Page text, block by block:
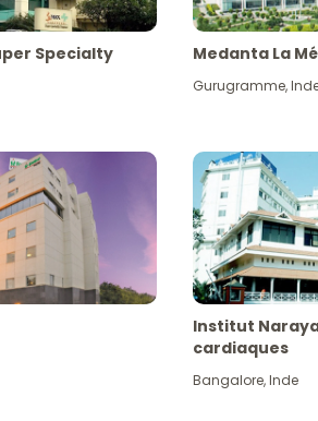
Specialty Medanta La
Gurugramme,
Institut
cardiaques
Bangalore,Inde